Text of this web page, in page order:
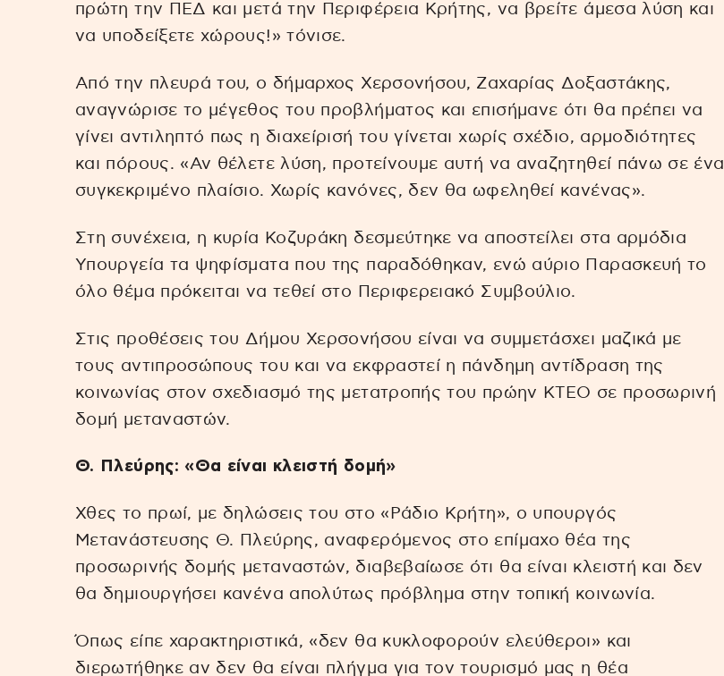
πρώτη την ΠΕΔ και μετά την Περιφέρεια Κρήτης, να βρείτε άμεσα λύση και
να υποδείξετε χώρους!» τόνισε.
Από την πλευρά του, ο δήμαρχος Χερσονήσου, Ζαχαρίας Δοξαστάκης,
αναγνώρισε το μέγεθος του προβλήματος και επισήμανε ότι θα πρέπει να
γίνει αντιληπτό πως η διαχείρισή του γίνεται χωρίς σχέδιο, αρμοδιότητες
και πόρους. «Αν θέλετε λύση, προτείνουμε αυτή να αναζητηθεί πάνω σε ένα
συγκεκριμένο πλαίσιο. Χωρίς κανόνες, δεν θα ωφεληθεί κανένας».
Στη συνέχεια, η κυρία Κοζυράκη δεσμεύτηκε να αποστείλει στα αρμόδια
Υπουργεία τα ψηφίσματα που της παραδόθηκαν, ενώ αύριο Παρασκευή το
όλο θέμα πρόκειται να τεθεί στο Περιφερειακό Συμβούλιο.
Στις προθέσεις του Δήμου Χερσονήσου είναι να συμμετάσχει μαζικά με
τους αντιπροσώπους του και να εκφραστεί η πάνδημη αντίδραση της
κοινωνίας στον σχεδιασμό της μετατροπής του πρώην ΚΤΕΟ σε προσωρινή
δομή μεταναστών.
Θ. Πλεύρης: «Θα είναι κλειστή δομή»
Χθες το πρωί, με δηλώσεις του στο «Ράδιο Κρήτη», ο υπουργός
Μετανάστευσης Θ. Πλεύρης, αναφερόμενος στο επίμαχο θέα της
προσωρινής δομής μεταναστών, διαβεβαίωσε ότι θα είναι κλειστή και δεν
θα δημιουργήσει κανένα απολύτως πρόβλημα στην τοπική κοινωνία.
Όπως είπε χαρακτηριστικά, «δεν θα κυκλοφορούν ελεύθεροι» και
διερωτήθηκε αν δεν θα είναι πλήγμα για τον τουρισμό μας η θέα